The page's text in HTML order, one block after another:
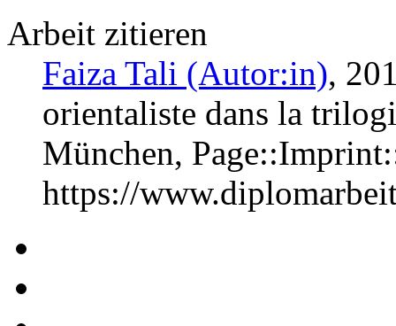
Arbeit zitieren
Faiza Tali (Autor:in),
orientaliste dans la
München,
https://